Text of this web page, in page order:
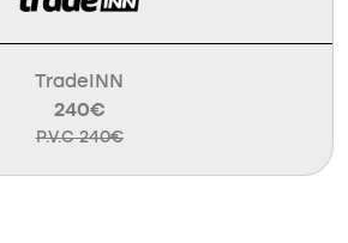
TradeINN
240€
P.V.C 240€